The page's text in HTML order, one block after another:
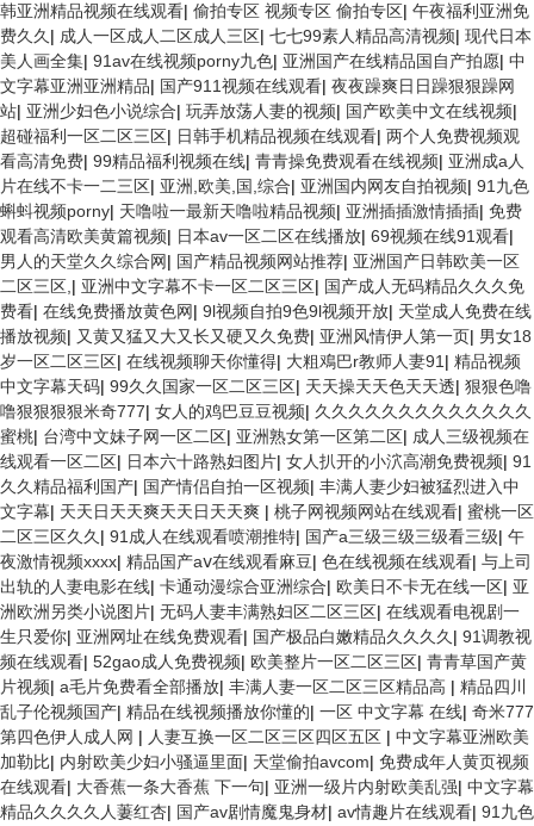
韩亚洲精品视频在线观看| 偷拍专区 视频专区 偷拍专区| 午夜福利亚洲免
费久久 | 成人一区成人二区成人三区| 七七99素人精品高清视频| 现代日本
美人画全集| 91av在线视频porny九色| 亚洲国产在线精品国自产拍愿| 中
文字幕亚洲亚洲精品| 国产911视频在线观看| 夜夜躁爽日日躁狠狠躁网
站| 亚洲少妇色小说综合| 玩弄放荡人妻的视频| 国产欧美中文在线视频|
超碰福利一区二区三区| 日韩手机精品视频在线观看| 两个人免费视频观
看高清免费| 99精品福利视频在线| 青青操免费观看在线视频| 亚洲成a人
片在线不卡一二三区| 亚洲,欧美,国,综合| 亚洲国内网友自拍视频| 91九色
蝌蚪视频porny| 天噜啦一最新天噜啦精品视频| 亚洲插插激情插插| 免费
观看高清欧美黄篇视频| 日本av一区二区在线播放| 69视频在线91观看|
男人的天堂久久综合网| 国产精品视频网站推荐| 亚洲国产日韩欧美一区
二区三区, | 亚洲中文字幕不卡一区二区三区| 国产成人无码精品久久久免
费看| 在线免费播放黄色网| 9l视频自拍9色9l视频开放| 天堂成人免费在线
播放视频| 又黄又猛又大又长又硬又久免费| 亚洲风情伊人第一页| 男女18
岁一区二区三区| 在线视频聊天你懂得| 大粗鳮巴r教师人妻91 | 精品视频
中文字幕天码| 99久久国家一区二区三区| 天天操天天色天天透| 狠狠色噜
噜狠狠狠狠米奇777| 女人的鸡巴豆豆视频| 久久久久久久久久久久久久久
蜜桃| 台湾中文妹子网一区二区| 亚洲熟女第一区第二区| 成人三级视频在
线观看一区二区| 日本六十路熟妇图片| 女人扒开的小泬高潮免费视频| 91
久久精品福利国产| 国产情侣自拍一区视频| 丰满人妻少妇被猛烈进入中
文字幕| 天天日天天爽天天日天天爽 | 桃子网视频网站在线观看| 蜜桃一区
二区三区久久 | 91成人在线观看喷潮推特| 国产a三级三级三级看三级| 午
夜激情视频xxxx| 精品国产aⅴ在线观看麻豆| 色在线视频在线观看| 与上司
出轨的人妻电影在线| 卡通动漫综合亚洲综合| 欧美日不卡无在线一区| 亚
洲欧洲另类小说图片| 无码人妻丰满熟妇区二区三区| 在线观看电视剧一
生只爱你| 亚洲网址在线免费观看| 国产极品白嫩精品久久久久 | 91调教视
频在线观看| 52gao成人免费视频| 欧美整片一区二区三区| 青青草国产黄
片视频| a毛片免费看全部播放| 丰满人妻一区二区三区精品高 | 精品四川
乱子伦视频国产| 精品在线视频播放你懂的| 一区 中文字幕 在线| 奇米777
第四色伊人成人网 | 人妻互换一区二区三区四区五区 | 中文字幕亚洲欧美
加勒比| 内射欧美少妇小骚逼里面| 天堂偷拍avcom| 免费成年人黄页视频
在线观看| 大香蕉一条大香蕉 下一句| 亚洲一级片内射欧美乱强| 中文字幕
精品久久久久人萋红杏| 国产av剧情魔鬼身材| av情趣片在线观看| 91九色